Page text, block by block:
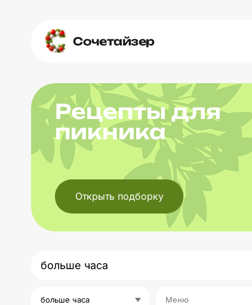
Сочетайзер
Рецепты для
пикника
Открыть подборку
больше часа Меню